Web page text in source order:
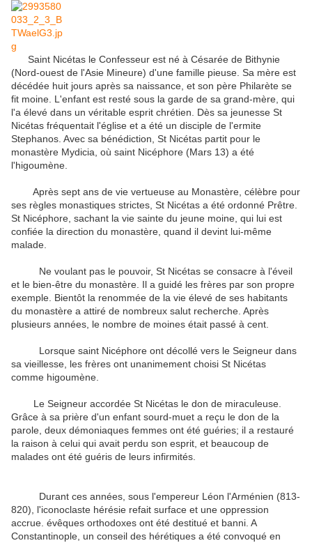
Saint Nicétas le Confesseur est né à Césarée de Bithynie
(Nord-ouest de l'Asie Mineure) d'une famille pieuse. Sa mère est
décédée huit jours après sa naissance, et son père Philarète se
fit moine. L'enfant est resté sous la garde de sa grand-mère, qui
l'a élevé dans un véritable esprit chrétien. Dès sa jeunesse St
Nicétas fréquentait l'église et a été un disciple de l'ermite
Stephanos. Avec sa bénédiction, St Nicétas partit pour le
monastère Mydicia, où saint Nicéphore (Mars 13) a été
l'higoumène.
Après sept ans de vie vertueuse au Monastère, célèbre pour
ses règles monastiques strictes, St Nicétas a été ordonné Prêtre.
St Nicéphore, sachant la vie sainte du jeune moine, qui lui est
confiée la direction du monastère, quand il devint lui-même
malade.
Ne voulant pas le pouvoir, St Nicétas se consacre à l'éveil
et le bien-être du monastère. Il a guidé les frères par son propre
exemple. Bientôt la renommée de la vie élevé de ses habitants
du monastère a attiré de nombreux salut recherche. Après
plusieurs années, le nombre de moines était passé à cent.
Lorsque saint Nicéphore ont décollé vers le Seigneur dans
sa vieillesse, les frères ont unanimement choisi St Nicétas
comme higoumène.
Le Seigneur accordée St Nicétas le don de miraculeuse.
Grâce à sa prière d'un enfant sourd-muet a reçu le don de la
parole, deux démoniaques femmes ont été guéries; il a restauré
la raison à celui qui avait perdu son esprit, et beaucoup de
malades ont été guéris de leurs infirmités.
Durant ces années, sous l'empereur Léon l'Arménien (813-
820), l'iconoclaste hérésie refait surface et une oppression
accrue. évêques orthodoxes ont été destitué et banni. A
Constantinople, un conseil des hérétiques a été convoqué en